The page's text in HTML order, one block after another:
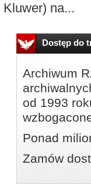
Kluwer) na...
Dostęp do
Archiwum
od 1993
Ponad
Zamów